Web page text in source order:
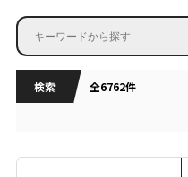
検索 全6762件